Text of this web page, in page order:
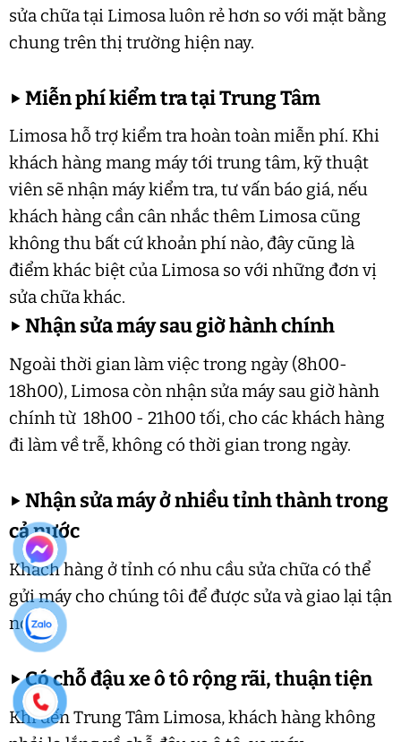
sửa chữa tại Limosa luôn rẻ hơn so với mặt bằng
chung trên thị trường hiện nay.
▶Miễn phí kiểm tra tại Trung Tâm
Limosa hỗ trợ kiểm tra hoàn toàn miễn phí. Khi
khách hàng mang máy tới trung tâm, kỹ thuật
viên sẽ nhận máy kiểm tra, tư vấn báo giá, nếu
khách hàng cần cân nhắc thêm Limosa cũng
không thu bất cứ khoản phí nào, đây cũng là
điểm khác biệt của Limosa so với những đơn vị
sửa chữa khác.
▶Nhận sửa máy sau giờ hành chính
Ngoài thời gian làm việc trong ngày (8h00-
18h00), Limosa còn nhận sửa máy sau giờ hành
chính từ 18h00 - 21h00 tối, cho các khách hàng
đi làm về trễ, không có thời gian trong ngày.
▶Nhận sửa máy ở nhiều tỉnh thành trong
cả nước
Khách hàng ở tỉnh có nhu cầu sửa chữa có thể
gửi máy cho chúng tôi để được sửa và giao lại tận
nơi.
▶Có chỗ đậu xe ô tô rộng rãi, thuận tiện
Khi đến Trung Tâm Limosa, khách hàng không